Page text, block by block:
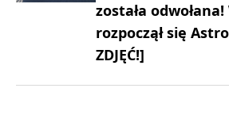
została
rozpoczął się
ZDJĘĆ!]